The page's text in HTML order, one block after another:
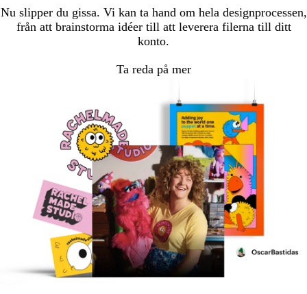
Nu slipper du gissa. Vi kan ta hand om hela designprocessen,
från att brainstorma idéer till att leverera filerna till ditt
konto.
Ta reda på mer